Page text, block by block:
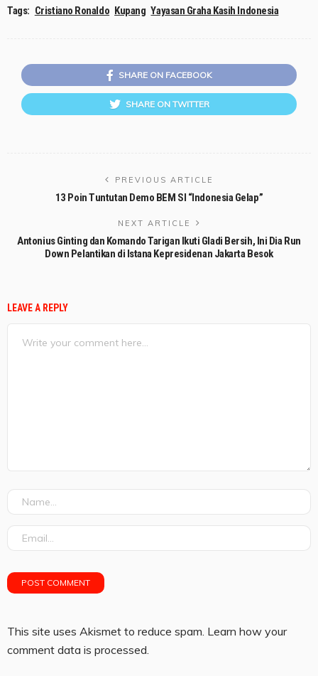
Tags: Cristiano Ronaldo Kupang Yayasan Graha Kasih Indonesia
SHARE ON FACEBOOK
SHARE ON TWITTER
PREVIOUS ARTICLE
13 Poin Tuntutan Demo BEM SI “Indonesia Gelap”
NEXT ARTICLE
Antonius Ginting dan Komando Tarigan Ikuti Gladi Bersih, Ini Dia Run
Down Pelantikan di Istana Kepresidenan Jakarta Besok
LEAVE A REPLY
This site uses Akismet to reduce spam. Learn how your
comment data is processed.